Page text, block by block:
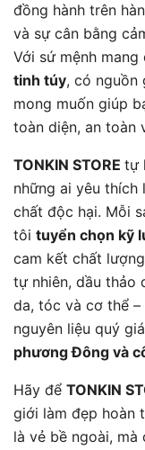
đồng hành trên
và sự cân bằng
Với sứ mệnh mang
tinh túy, có nguồn
mong muốn giúp
toàn diện, an toàn
TONKIN STORE tự
những ai yêu thích
chất độc hại. Mỗi
tôi tuyển chọn kỹ
cam kết chất
tự nhiên, dầu thảo
da, tóc và cơ thể
nguyên liệu quý
phương Đông và
Hãy để TONKIN
giới làm đẹp hoàn
là vẻ bề ngoài, mà